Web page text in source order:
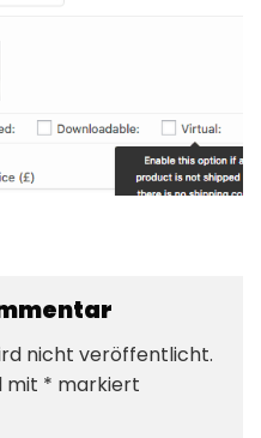
nicht veröffentlicht.
mit * markiert